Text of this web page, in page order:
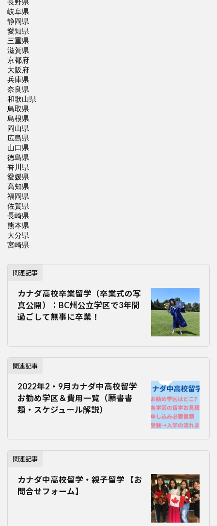
関連記事
カナダ高校卒業留学（卒業式の写
真公開）：BC州公立学区で3年間
過ごして無事に卒業！
関連記事
2022年2・9月カナダ中高校留学
お勧め学区＆費用一覧（願書書
類・スケジュール解説）
関連記事
カナダ中高校留学・親子留学 【お
問合せフォーム】